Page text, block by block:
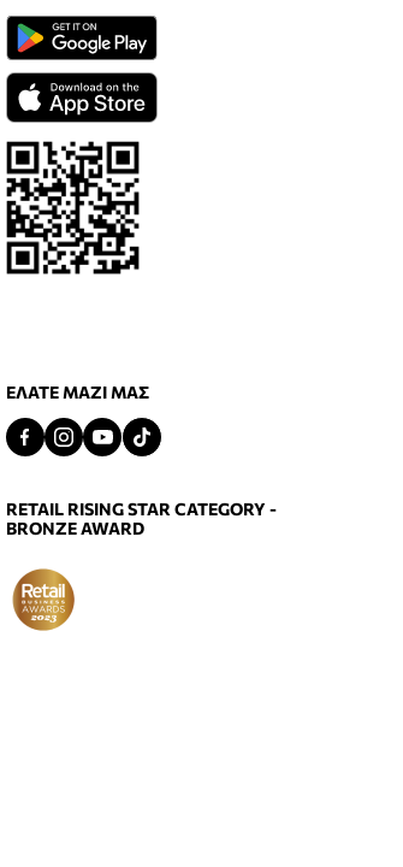
ΕΛΆΤΕ ΜΑΖΊ ΜΑΣ
RETAIL RISING STAR CATEGORY -
BRONZE AWARD